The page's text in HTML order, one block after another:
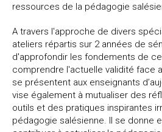
FS3 - Mercredi 4, Jeudi 5 et Vendredi 6
FS4 – Mercredi 12, Jeudi 13 et
Domaine Lyon St Joseph
FS5 – Mercredi 14, Jeudi 15 et
Domaine Lyon St Joseph
durée : 1ère année scolaire : 28 heures
2ème année scolaire : 42 heures
Total : 70 heures de formation
déroulement :
ressources de la pédagogie
A travers l'approche de divers
ateliers répartis sur 2 années de
d'approfondir les fondements de
comprendre l'actuelle validité face
se présentent aux enseignants
vise également à mutualiser des
outils et des pratiques inspirantes
pédagogie salésienne. Il se donne